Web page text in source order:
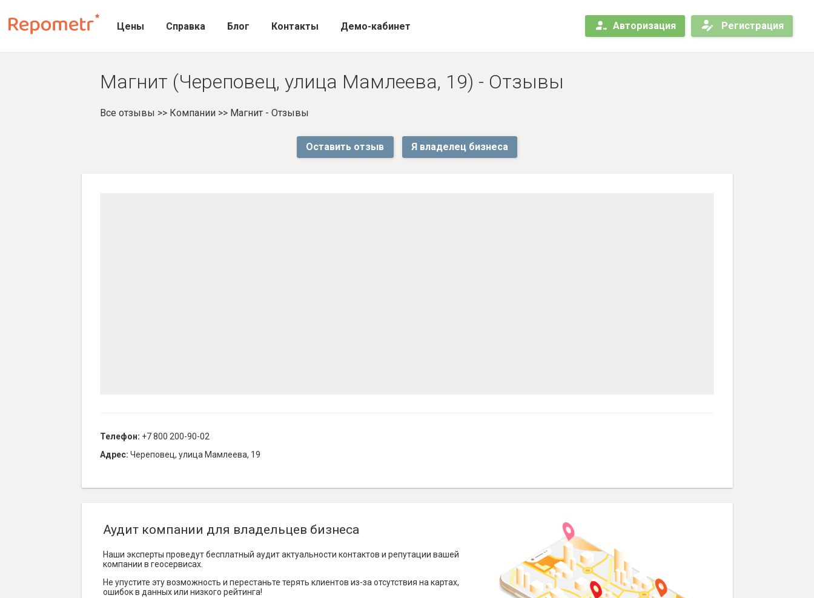
Цены Справка Блог Контакты Демо-кабинет Авторизация Регистрация
Магнит (Череповец, улица Мамлеева, 19) - Отзывы
Все отзывы >> Компании>> Магнит - Отзывы
Оставить отзыв Я владелец бизнеса
Телефон: +7 800 200-90-02
Адрес: Череповец, улица Мамлеева, 19
Аудит компании для владельцев бизнеса
Наши эксперты проведут бесплатный аудит актуальности контактов и репутации вашей
компании в геосервисах.
Не упустите эту возможность и перестаньте терять клиентов из-за отсутствия на картах,
ошибок в данных или низкого рейтинга!